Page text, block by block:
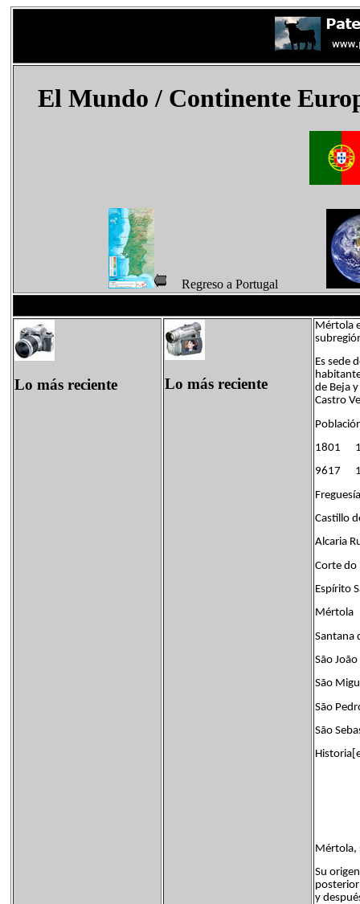
El Mundo/ Continente
Regreso a Portugal
Lo más reciente Lo más reciente
Mértola
Es sede
de Beja
Castro
1801
9617
Castillo
Alcaria
Corte do
Espírito
Mértola
Santana
São
São
São
São
Mértola,
Su
y